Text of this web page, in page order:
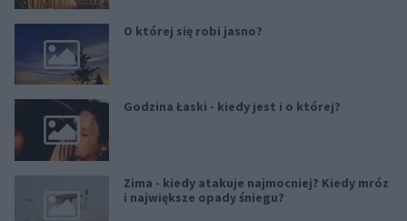
O której się robi jasno?
Godzina Łaski - kiedy jest i o której?
Zima - kiedy atakuje najmocniej? Kiedy mróz
i największe opady śniegu?